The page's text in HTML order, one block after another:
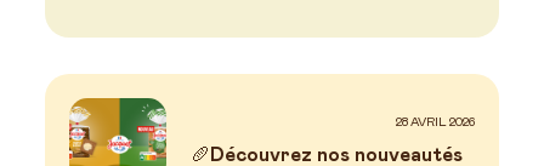
28 AVRIL 2026
🥖Découvrez nos nouveautés